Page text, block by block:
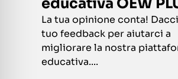
educativa OEW
La tua opinione conta!
tuo feedback per aiutarci a
migliorare la nostra
educativa....